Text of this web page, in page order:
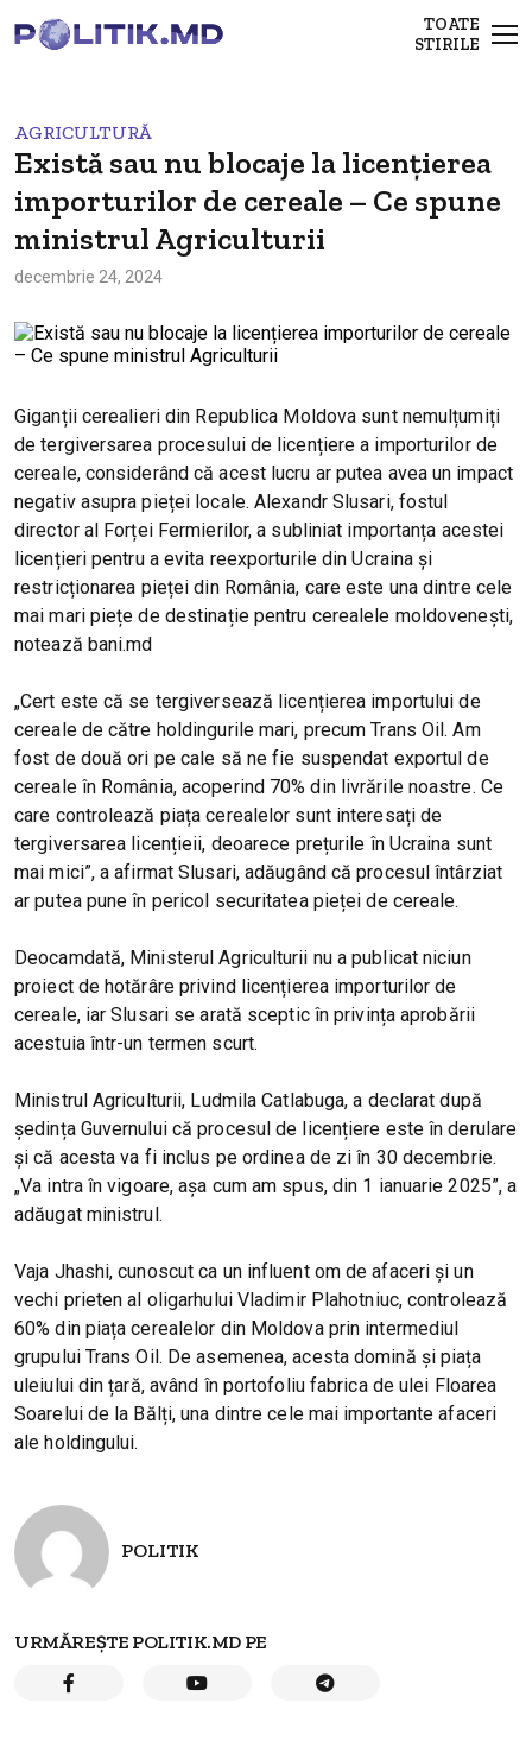
TOATE
STIRILE
AGRICULTURĂ
Există sau nu blocaje la licențierea
importurilor de cereale – Ce spune
ministrul Agriculturii
decembrie 24, 2024
Giganții cerealieri din Republica Moldova sunt nemulțumiți
de tergiversarea procesului de licențiere a importurilor de
cereale, considerând că acest lucru ar putea avea un impact
negativ asupra pieței locale. Alexandr Slusari, fostul
director al Forței Fermierilor, a subliniat importanța acestei
licențieri pentru a evita reexporturile din Ucraina și
restricționarea pieței din România, care este una dintre cele
mai mari piețe de destinație pentru cerealele moldovenești,
notează bani.md
„Cert este că se tergiversează licențierea importului de
cereale de către holdingurile mari, precum Trans Oil. Am
fost de două ori pe cale să ne fie suspendat exportul de
cereale în România, acoperind 70% din livrările noastre. Ce
care controlează piața cerealelor sunt interesați de
tergiversarea licențieii, deoarece prețurile în Ucraina sunt
mai mici”, a afirmat Slusari, adăugând că procesul întârziat
ar putea pune în pericol securitatea pieței de cereale.
Deocamdată, Ministerul Agriculturii nu a publicat niciun
proiect de hotărâre privind licențierea importurilor de
cereale, iar Slusari se arată sceptic în privința aprobării
acestuia într-un termen scurt.
Ministrul Agriculturii, Ludmila Catlabuga, a declarat după
ședința Guvernului că procesul de licențiere este în derulare
și că acesta va fi inclus pe ordinea de zi în 30 decembrie.
„Va intra în vigoare, așa cum am spus, din 1 ianuarie 2025”, a
adăugat ministrul.
Vaja Jhashi, cunoscut ca un influent om de afaceri și un
vechi prieten al oligarhului Vladimir Plahotniuc, controlează
60% din piața cerealelor din Moldova prin intermediul
grupului Trans Oil. De asemenea, acesta domină și piața
uleiului din țară, având în portofoliu fabrica de ulei Floarea
Soarelui de la Bălți, una dintre cele mai importante afaceri
ale holdingului.
POLITIK
URMĂREȘTE POLITIK.MD PE